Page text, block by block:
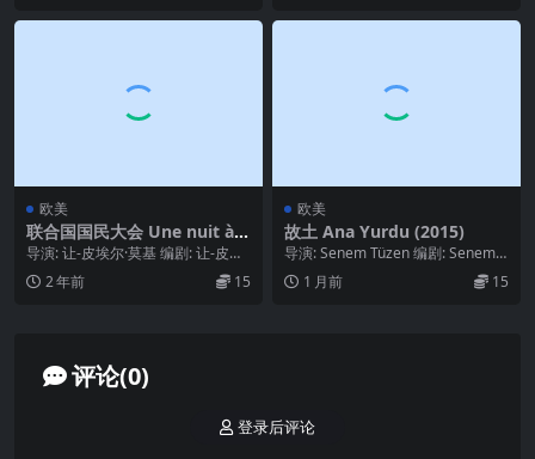
欧美
联合国国民大会 Une nuit à
l’Assemblée Nationale (198
导演: 让-皮埃尔·莫基 编剧: 让-皮埃
尔·莫基 / Patrick Ramb...
2 年前 15
欧美
故土 Ana Yurdu (2015)
导演: Senem Tüzen 编剧: Senem T
üzen 主演: Esra...
1 月前 15
评论(0)
登录后评论